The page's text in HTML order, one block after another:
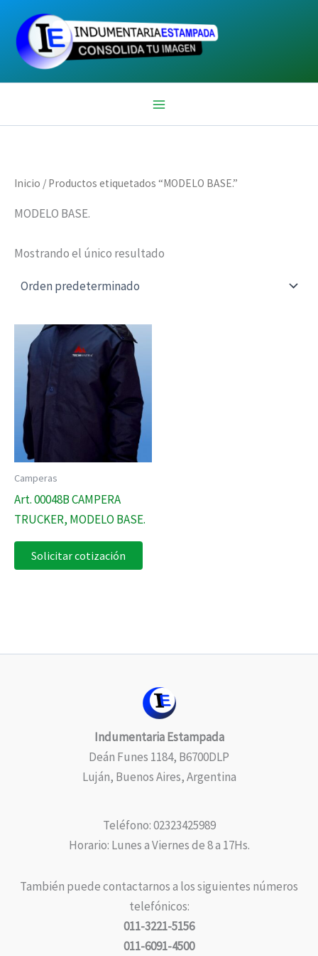
contenido
Inicio / Productos etiquetados “MODELO BASE.”
MODELO BASE.
Mostrando el único resultado
Camperas
Art. 00048B CAMPERA
TRUCKER, MODELO BASE.
Solicitar cotización
Indumentaria Estampada
Deán Funes 1184, B6700DLP
Luján, Buenos Aires, Argentina
Teléfono: 02323425989
Horario: Lunes a Viernes de 8 a 17Hs.
También puede contactarnos a los siguientes números
telefónicos:
011-3221-5156
011-6091-4500